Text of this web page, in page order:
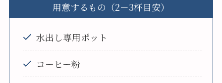
用意するもの（2－3杯目安）
水出し専用ポット
コーヒー粉